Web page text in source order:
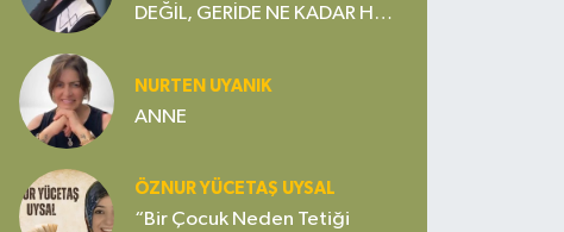
DEĞİL, GERİDE NE KADAR HOŞ
NURTEN UYANIK
ANNE
ÖZNUR YÜCETAŞ UYSAL
“Bir Çocuk Neden Tetiği